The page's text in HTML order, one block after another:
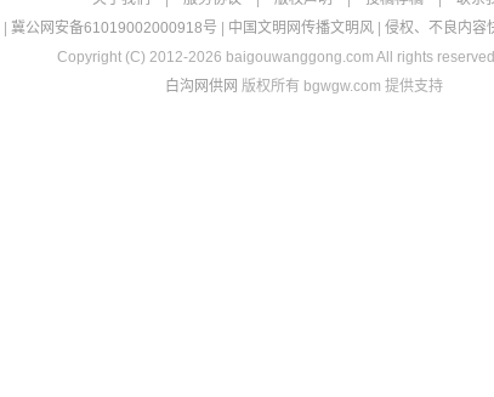
冀公网安备61019002000918号 中国文明网传播文明风| 侵权、不良内容
Copyright (C) 2012-2026 baigouwanggong.com All rights
白沟网供网 版权所有 bgwgw.com 提供支持